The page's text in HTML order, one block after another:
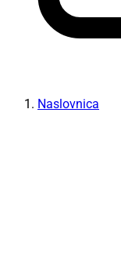
Naslovnica